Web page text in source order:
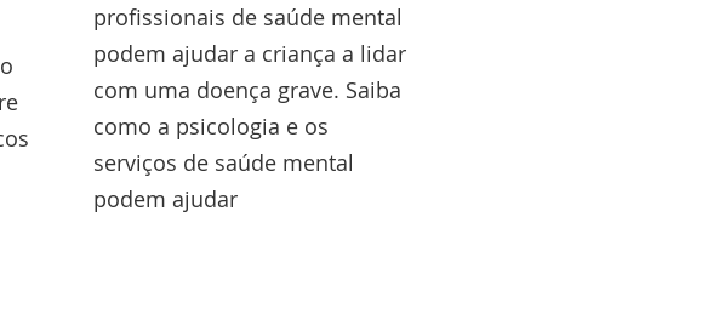
profissionais de saúde mental
podem ajudar a criança a lidar
com uma doença grave. Saiba
como a psicologia e os
serviços de saúde mental
podem ajudar